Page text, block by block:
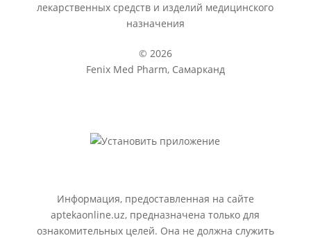
лекарственных средств и изделий медицинского
назначения
© 2026
Fenix Med Pharm, Самарканд
Информация, предоставленная на сайте
aptekaonline.uz, предназначена только для
ознакомительных целей. Она не должна служить